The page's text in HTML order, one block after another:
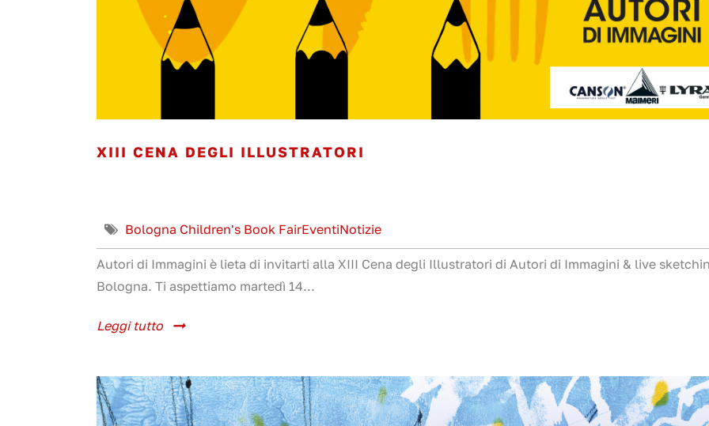
XIII CENA DEGLI ILLUSTRATORI
Bologna Children's Book FairEventiNotizie
Autori di Immagini è lieta di invitarti alla XIII Cena degli Illustratori di Autori di Immagini & live
Bologna. Ti aspettiamo martedì 14...
Leggi tutto